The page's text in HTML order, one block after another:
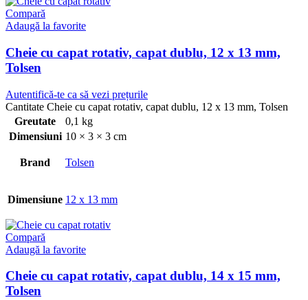
Compară
Adaugă la favorite
Cheie cu capat rotativ, capat dublu, 12 x 13 mm,
Tolsen
Autentifică-te ca să vezi prețurile
Cantitate Cheie cu capat rotativ, capat dublu, 12 x 13 mm, Tolsen
Greutate
0,1 kg
Dimensiuni 10 × 3 × 3 cm
Brand Tolsen
Dimensiune 12 x 13 mm
Compară
Adaugă la favorite
Cheie cu capat rotativ, capat dublu, 14 x 15 mm,
Tolsen